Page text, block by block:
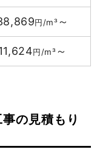
円/m³～
円/m³～
の見積もり